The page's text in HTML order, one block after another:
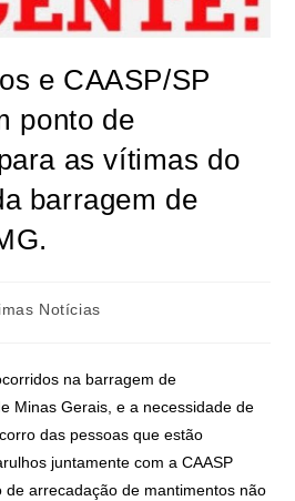
e CAASP/SP
ponto de
as vítimas do
barragem de
Notícias
na barragem de
Minas Gerais, e a necessidade de
das pessoas que estão
juntamente com a CAASP
de arrecadação de mantimentos não